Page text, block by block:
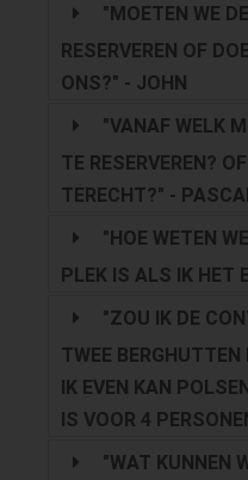
"MOETEN WE
RESERVEREN OF
ONS?" - JOHN
"VANAF WELK
TE RESERVEREN?
TERECHT?" -
"HOE WETEN
PLEK IS ALS IK HET
"ZOU IK DE
TWEE
IK EVEN KAN
IS VOOR 4
"WAT KUNNEN